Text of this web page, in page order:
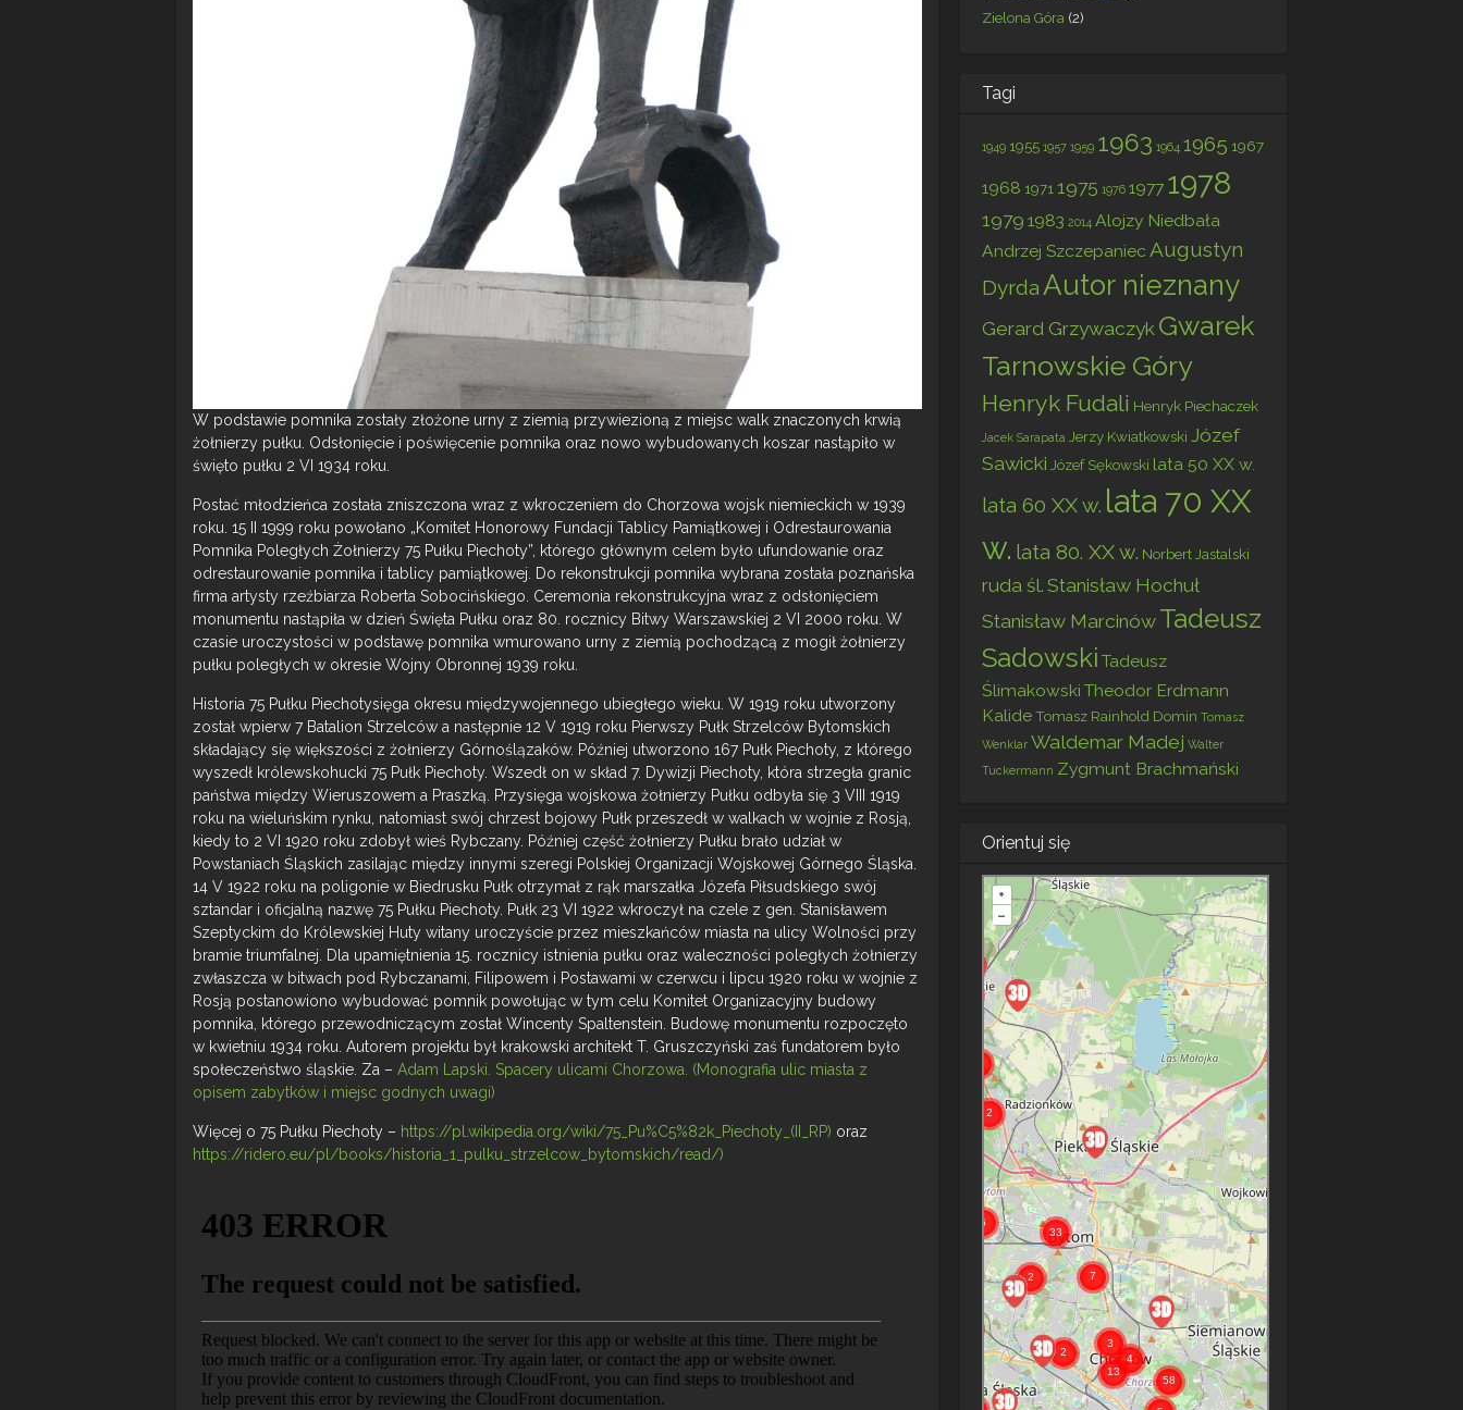
W podstawie pomnika zostały złożone urny z ziemią przywiezioną z miejsc walk znaczonych krwią
żołnierzy pułku. Odsłonięcie i poświęcenie pomnika oraz nowo wybudowanych koszar nastąpiło w
święto pułku 2 VI 1934 roku.
Postać młodzieńca została zniszczona wraz z wkroczeniem do Chorzowa wojsk niemieckich w 1939
roku. 15 II 1999 roku powołano „Komitet Honorowy Fundacji Tablicy Pamiątkowej i Odrestaurowania
Pomnika Poległych Żołnierzy 75 Pułku Piechoty”, którego głównym celem było ufundowanie oraz
odrestaurowanie pomnika i tablicy pamiątkowej. Do rekonstrukcji pomnika wybrana została poznańska
firma artysty rzeźbiarza Roberta Sobocińskiego. Ceremonia rekonstrukcyjna wraz z odsłonięciem
monumentu nastąpiła w dzień Święta Pułku oraz 80. rocznicy Bitwy Warszawskiej 2 VI 2000 roku. W
czasie uroczystości w podstawę pomnika wmurowano urny z ziemią pochodzącą z mogił żołnierzy
pułku poległych w okresie Wojny Obronnej 1939 roku.
Historia 75 Pułku Piechotysięga okresu międzywojennego ubiegłego wieku. W 1919 roku utworzony
został wpierw 7 Batalion Strzelców a następnie 12 V 1919 roku Pierwszy Pułk Strzelców Bytomskich
składający się większości z żołnierzy Górnoślązaków. Później utworzono 167 Pułk Piechoty, z którego
wyszedł królewskohucki 75 Pułk Piechoty. Wszedł on w skład 7. Dywizji Piechoty, która strzegła granic
państwa między Wieruszowem a Praszką. Przysięga wojskowa żołnierzy Pułku odbyła się 3 VIII 1919
roku na wieluńskim rynku, natomiast swój chrzest bojowy Pułk przeszedł w walkach w wojnie z Rosją,
kiedy to 2 VI 1920 roku zdobył wieś Rybczany. Później część żołnierzy Pułku brało udział w
Powstaniach Śląskich zasilając między innymi szeregi Polskiej Organizacji Wojskowej Górnego Śląska.
14 V 1922 roku na poligonie w Biedrusku Pułk otrzymał z rąk marszałka Józefa Piłsudskiego swój
sztandar i oficjalną nazwę 75 Pułku Piechoty. Pułk 23 VI 1922 wkroczył na czele z gen. Stanisławem
Szeptyckim do Królewskiej Huty witany uroczyście przez mieszkańców miasta na ulicy Wolności przy
bramie triumfalnej. Dla upamiętnienia 15. rocznicy istnienia pułku oraz waleczności poległych żołnierzy
zwłaszcza w bitwach pod Rybczanami, Filipowem i Postawami w czerwcu i lipcu 1920 roku w wojnie z
Rosją postanowiono wybudować pomnik powołując w tym celu Komitet Organizacyjny budowy
pomnika, którego przewodniczącym został Wincenty Spaltenstein. Budowę monumentu rozpoczęto
w kwietniu 1934 roku. Autorem projektu był krakowski architekt T. Gruszczyński zaś fundatorem było
społeczeństwo śląskie. Za – Adam Lapski. Spacery ulicami Chorzowa. (Monografia ulic miasta z
opisem zabytków i miejsc godnych uwagi)
Więcej o 75 Pułku Piechoty – https://pl.wikipedia.org/wiki/75_Pu%C5%82k_Piechoty_(II_RP) oraz
https://ridero.eu/pl/books/historia_1_pulku_strzelcow_bytomskich/read/)
Zielona Góra (2)
Tagi
1949 1955 1957 1959 1963 1964 1965 1967
1968 1971 1975 1976 1977 1978
1979 1983 2014 Alojzy Niedbała
Andrzej Szczepaniec Augustyn
DyrdaAutor nieznany
Gerard Grzywaczyk Gwarek
Tarnowskie Góry
Henryk Fudali Henryk Piechaczek
Jacek Sarapata Jerzy Kwiatkowski Józef
Sawicki Józef Sękowski lata 50 XX w.
lata 60 XX w. lata 70 XX
w. lata 80. XX w. Norbert Jastalski
ruda śl. Stanisław Hochuł
Stanisław Marcinów Tadeusz
Sadowski Tadeusz
Ślimakowski Theodor Erdmann
KalideTomasz Rainhold Domin Tomasz
Wenklar Waldemar Madej Walter
Tuckermann Zygmunt Brachmański
Orientuj się
+
–